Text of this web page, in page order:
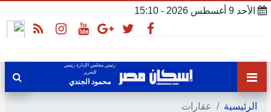
الأحد 9 أغسطس 2026 - 15:10
رئيس مجلس الإدارة رئيس
التحرير
محمود الجندي
الرئيسية عقارات